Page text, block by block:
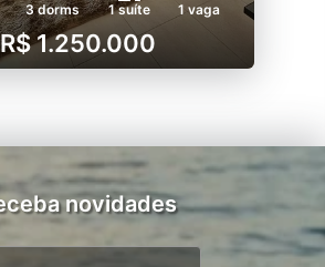
3 dorms 1 suíte 1 vaga
R$ 1.250.000
novidades